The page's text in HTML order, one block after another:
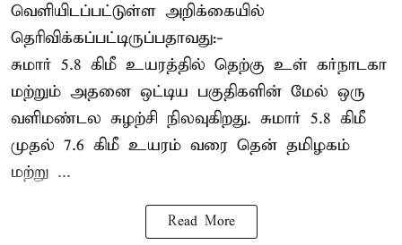
வெளியிடப்பட்டுள்ள அறிக்கையில்
தெரிவிக்கப்பட்டிருப்பதாவது:-
சுமார் 5.8 கிமீ உயரத்தில் தெற்கு உள் கர்நாடகா
மற்றும் அதனை ஒட்டிய பகுதிகளின் மேல் ஒரு
வளிமண்டல சுழற்சி நிலவுகிறது. சுமார் 5.8 கிமீ
முதல் 7.6 கிமீ உயரம் வரை தென் தமிழகம்
மற்று ...
Read More